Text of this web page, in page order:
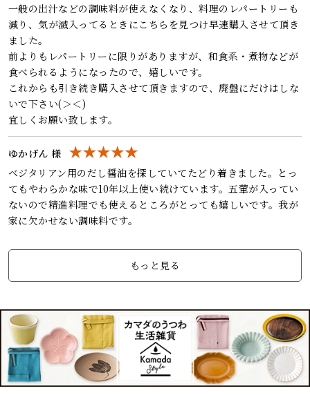
一般の出汁などの調味料が使えなくなり、料理のレパートリーも
減り、気が滅入ってるときにこちらを見つけ早速購入させて頂き
ました。
前よりもレパートリーに限りがありますが、和食系・煮物などが
食べられるようになったので、嬉しいです。
これからも引き続き購入させて頂きますので、廃盤にだけはしな
いで下さい(＞＜)
宜しくお願い致します。
ゆかげん 様
ベジタリアン用のだし醤油を探していてたどり着きました。とっ
てもやわらかな味で10年以上使い続けています。五葷が入ってい
ないので精進料理でも使えるところがとっても嬉しいです。我が
家に欠かせない調味料です。
もっと見る